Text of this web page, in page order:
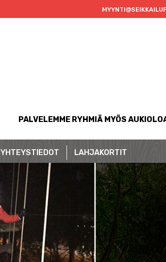
PALVELEMME RYHMIÄ MYÖS
YHTEYSTIEDOT LAHJAKORTIT